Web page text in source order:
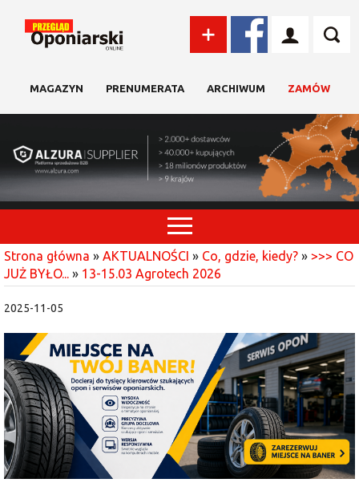
MAGAZYN PRENUMERATA ARCHIWUM ZAMÓW
Strona główna » AKTUALNOŚCI » Co, gdzie, kiedy? » >>> CO
JUŻ BYŁO... » 13-15.03 Agrotech 2026
2025-11-05